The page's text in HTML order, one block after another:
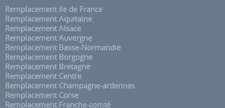
Remplacement Ile de France
Remplacement Aquitaine
Remplacement Alsace
Remplacement Auvergne
Remplacement Basse-Normandie
Remplacement Borgogne
Remplacement Bretagne
Remplacement Centre
Remplacement Champagne-ardennes
Remplacement Corse
Remplacement Franche-comté